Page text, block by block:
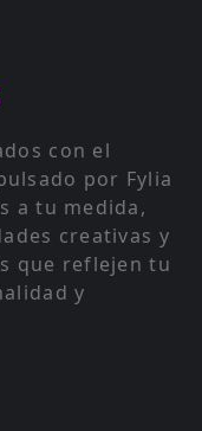
con el
por Fylia
a tu medida,
creativas y
que reflejen tu
y